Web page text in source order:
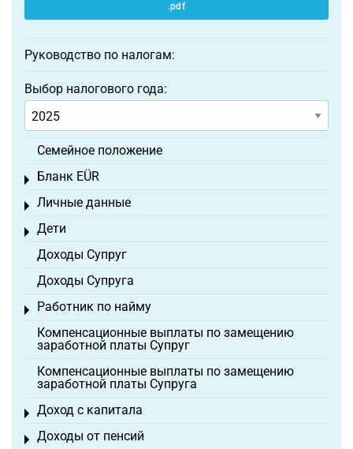
.pdf
Руководство по налогам:
Выбор налогового года:
Семейное положение
Бланк EÜR
Toggle menu
Личные данные
Toggle menu
Дети
Toggle menu
Доходы Супруг
Доходы Супруга
Работник по найму
Toggle menu
Компенсационные выплаты по замещению
заработной платы Супруг
Компенсационные выплаты по замещению
заработной платы Супруга
Доход с капитала
Toggle menu
Доходы от пенсий
Toggle menu